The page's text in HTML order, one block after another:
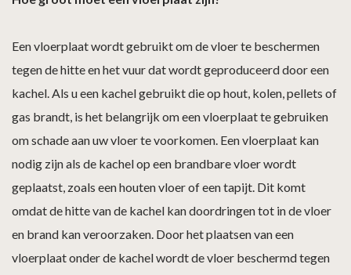
Een vloerplaat wordt gebruikt om de vloer te beschermen
tegen de hitte en het vuur dat wordt geproduceerd door een
kachel. Als u een kachel gebruikt die op hout, kolen, pellets of
gas brandt, is het belangrijk om een vloerplaat te gebruiken
om schade aan uw vloer te voorkomen. Een vloerplaat kan
nodig zijn als de kachel op een brandbare vloer wordt
geplaatst, zoals een houten vloer of een tapijt. Dit komt
omdat de hitte van de kachel kan doordringen tot in de vloer
en brand kan veroorzaken. Door het plaatsen van een
vloerplaat onder de kachel wordt de vloer beschermd tegen